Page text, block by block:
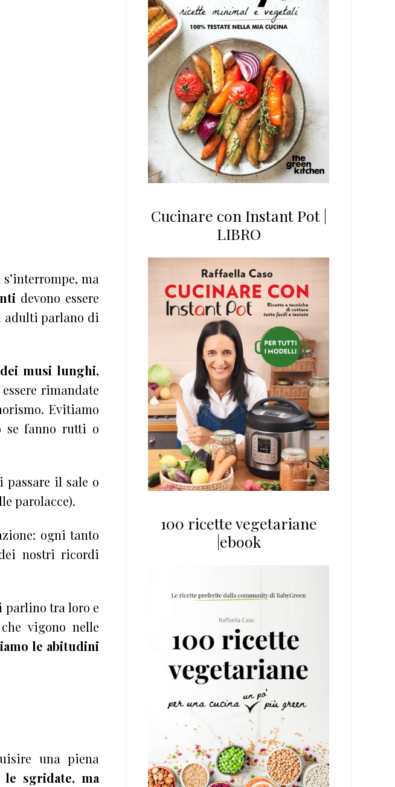
s’interrompe, ma
devono essere
adulti parlano di
musi lunghi,
rimandate
Evitiamo
se fanno rutti o
passare il sale o
parolacce).
ogni tanto
nostri ricordi
tra loro e
vigono nelle
le abitudini
una piena
le sgridate, ma
Cucinare con Instant Pot |
LIBRO
100 ricette vegetariane
|ebook